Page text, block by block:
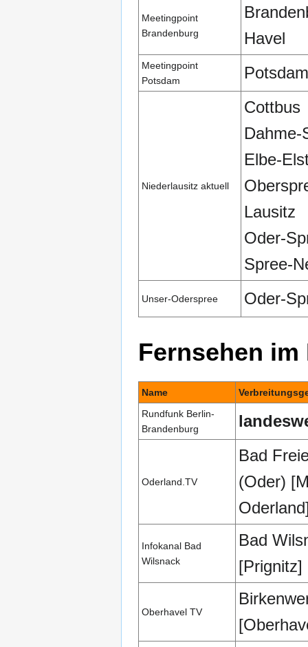
Meetingpoint
Brandenburg
Havel
Meetingpoint
Potsdam
Potsdam
Niederlausitz aktuell
Cottbus
Dahme-
Elbe-
Lausitz
Oder-
Spree-
Unser-Oderspree Oder-
Fernsehen
Name
Rundfunk Berlin-
Brandenburg
Oderland.TV
Bad
(Oder)
Infokanal Bad
Wilsnack
Bad
[Prignitz]
Oberhavel TV